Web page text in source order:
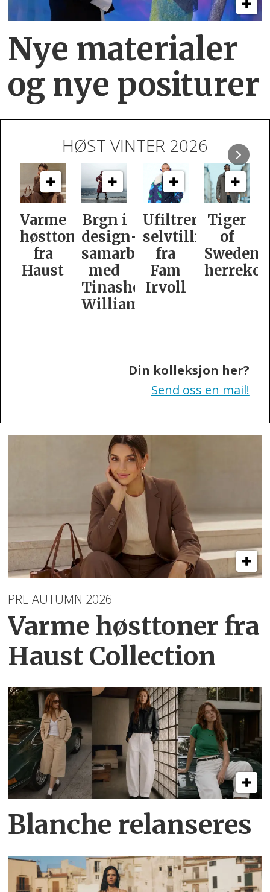
Nye materialer
og nye positurer
HØST VINTER 2026
Brgn i
design­
samarbeid
med
Williamson
Ufiltrert
selvtillit
fra
Fam
Irvoll
Tiger
of
Swedens
herrekolleksjon
Slik
er
dame­
Din kolleksjon her?
Send oss en mail!
PRE AUTUMN 2026
Varme høsttoner fra
Haust Collection
Blanche relanseres